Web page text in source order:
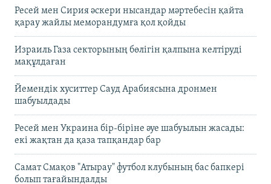
Ресей мен Сирия әскери нысандар мәртебесін қайта
қарау жайлы меморандумға қол қойды
Израиль Газа секторының бөлігін қалпына келтіруді
мақұлдаған
Йемендік хуситтер Сауд Арабиясына дронмен
шабуылдады
Ресей мен Украина бір-біріне әуе шабуылын жасады:
екі жақтан да қаза тапқандар бар
Самат Смақов "Атырау" футбол клубының бас бапкері
болып тағайындалды